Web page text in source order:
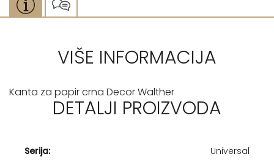
VIŠE INFORMACIJA
Kanta za papir crna Decor Walther
DETALJI PROIZVODA
Serija: Universal